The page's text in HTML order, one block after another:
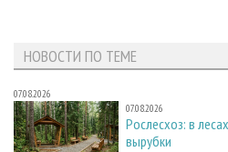
НОВОСТИ ПО ТЕМЕ
07.08.2026
07.08.2026
Рослесхоз: в
вырубки